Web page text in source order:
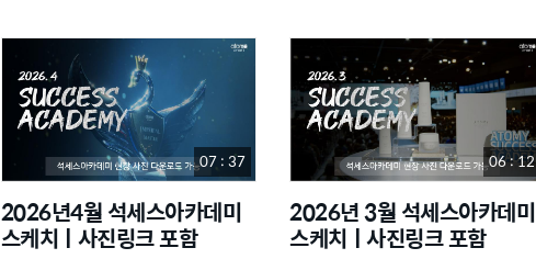
07 : 37
2026년4월 석세스아카데미
스케치ㅣ사진링크 포함
06 : 12
2026년 3월 석세스아카데미
스케치ㅣ사진링크 포함